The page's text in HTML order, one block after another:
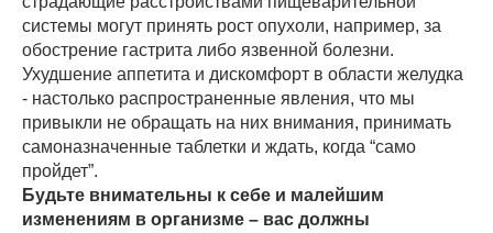
системы могут принять рост опухоли, например, за
обострение гастрита либо язвенной болезни.
Ухудшение аппетита и дискомфорт в области желудка
- настолько распространенные явления, что мы
привыкли не обращать на них внимания, принимать
самоназначенные таблетки и ждать, когда “само
пройдет”.
Будьте внимательны к себе и малейшим
изменениям в организме – вас должны